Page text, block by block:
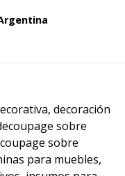
decoración
sobre
sobre
para muebles,